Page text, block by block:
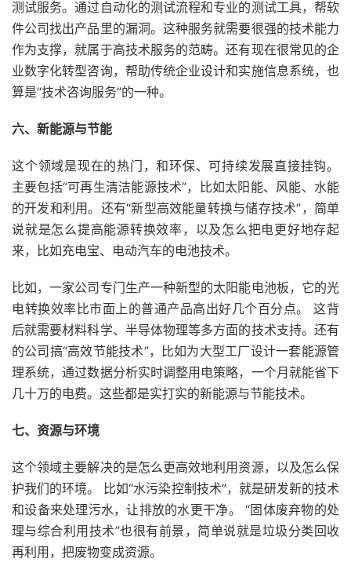
测试服务。通过自动化的测试流程和专业的测试工具，帮软
件公司找出产品里的漏洞。这种服务就需要很强的技术能力
作为支撑，就属于高技术服务的范畴。还有现在很常见的企
业数字化转型咨询，帮助传统企业设计和实施信息系统，也
算是“技术咨询服务”的一种。
六、新能源与节能
这个领域是现在的热门，和环保、可持续发展直接挂钩。
主要包括“可再生清洁能源技术”，比如太阳能、风能、水能
的开发和利用。还有“新型高效能量转换与储存技术”，简单
说就是怎么提高能源转换效率，以及怎么把电更好地存起
来，比如充电宝、电动汽车的电池技术。
比如，一家公司专门生产一种新型的太阳能电池板，它的光
电转换效率比市面上的普通产品高出好几个百分点。 这背
后就需要材料科学、半导体物理等多方面的技术支持。还有
的公司搞“高效节能技术”，比如为大型工厂设计一套能源管
理系统，通过数据分析实时调整用电策略，一个月就能省下
几十万的电费。这些都是实打实的新能源与节能技术。
七、资源与环境
这个领域主要解决的是怎么更高效地利用资源，以及怎么保
护我们的环境。 比如“水污染控制技术”，就是研发新的技术
和设备来处理污水，让排放的水更干净。 “固体废弃物的处
理与综合利用技术”也很有前景，简单说就是垃圾分类回收
再利用，把废物变成资源。